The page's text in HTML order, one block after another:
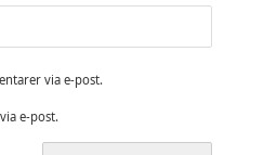
via e-post.
e-post.